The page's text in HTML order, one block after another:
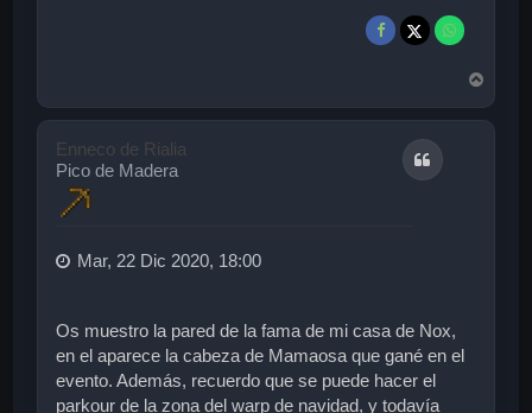
r
Enneco de Rialia
Pico de Madera
Citar
Mar, 22 Dic 2020, 18:00
Os muestro la pared de la fama de mi casa de Nox,
en el aparece la cabeza de Mamaosa que gané en el
evento. Además, recuerdo que se puede hacer el
parkour de la zona del warp de navidad, y todavía